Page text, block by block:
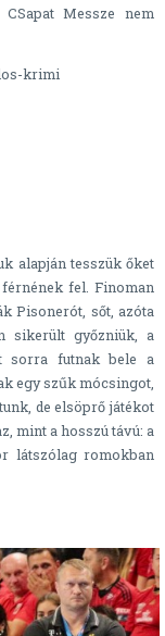
Messze nem
krimi
alapján tesszük őket
fel. Finoman
Pisonerót, sőt, azóta
sikerült győzniük, a
sorra futnak bele a
egy szűk mócsingot,
de elsöprő játékot
mint a hosszú távú: a
látszólag romokban